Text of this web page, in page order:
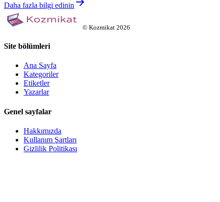
Daha fazla bilgi edinin
© Kozmikat 2026
Site bölümleri
Ana Sayfa
Kategoriler
Etiketler
Yazarlar
Genel sayfalar
Hakkımızda
Kullanım Şartları
Gizlilik Politikası